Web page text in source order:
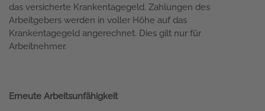
das versicherte Krankentagegeld. Zahlungen des
Arbeitgebers werden in voller Höhe auf das
Krankentagegeld angerechnet. Dies gilt nur für
Arbeitnehmer.
Erneute Arbeitsunfähigkeit